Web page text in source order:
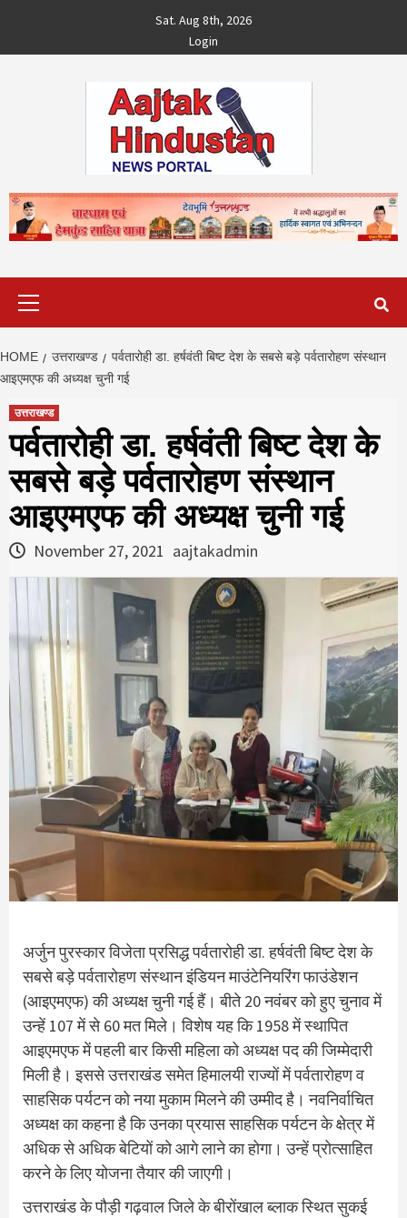
content
Sat. Aug 8th, 2026
Login
HOME उत्तराखण्ड
पर्वतारोही डा. हर्षवंती बिष्ट देश के सबसे बड़े पर्वतारोहण संस्थान
आइएमएफ की अध्यक्ष चुनी गई
उत्तराखण्ड
पर्वतारोही डा. हर्षवंती बिष्ट देश के
सबसे बड़े पर्वतारोहण संस्थान
आइएमएफ की अध्यक्ष चुनी गई
November 27, 2021 aajtakadmin
अर्जुन पुरस्कार विजेता प्रसिद्ध पर्वतारोही डा. हर्षवंती बिष्ट देश के
सबसे बड़े पर्वतारोहण संस्थान इंडियन माउंटेनियरिंग फाउंडेशन
(आइएमएफ) की अध्यक्ष चुनी गई हैं। बीते 20 नवंबर को हुए चुनाव में
उन्हें 107 में से 60 मत मिले। विशेष यह कि 1958 में स्थापित
आइएमएफ में पहली बार किसी महिला को अध्यक्ष पद की जिम्मेदारी
मिली है। इससे उत्तराखंड समेत हिमालयी राज्यों में पर्वतारोहण व
साहसिक पर्यटन को नया मुकाम मिलने की उम्मीद है। नवनिर्वाचित
अध्यक्ष का कहना है कि उनका प्रयास साहसिक पर्यटन के क्षेत्र में
अधिक से अधिक बेटियों को आगे लाने का होगा। उन्हें प्रोत्साहित
करने के लिए योजना तैयार की जाएगी।
उत्तराखंड के पौड़ी गढ़वाल जिले के बीरोंखाल ब्लाक स्थित सुकई